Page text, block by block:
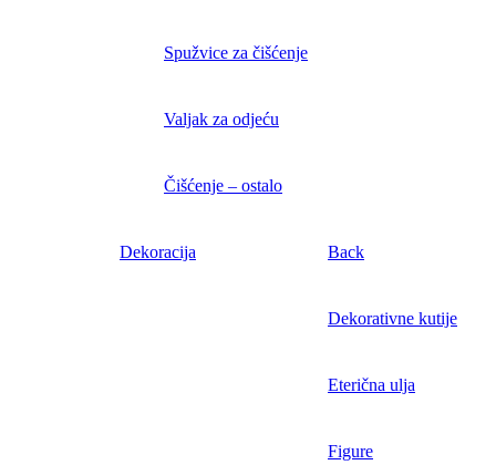
Spužvice za čišćenje
Valjak za odjeću
Čišćenje – ostalo
Dekoracija Back
Dekorativne kutije
Eterična ulja
Figure